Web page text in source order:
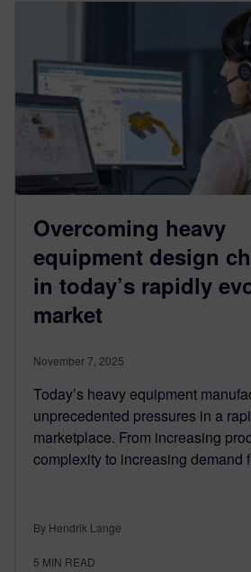
Overcoming heavy
equipment design
in today’s rapidly
market
November 7, 2025
Today’s heavy equipment
unprecedented pressures in a
marketplace. From increasing
complexity to increasing demand
By Hendrik Lange
5 MIN READ